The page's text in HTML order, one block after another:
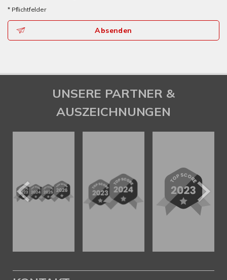
* Pflichtfelder
Absenden
UNSERE PARTNER &
AUSZEICHNUNGEN